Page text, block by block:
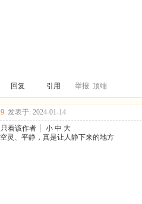
回复 引用 举报 顶端
9 发表于: 2024-01-14
只看该作者 ┊ 小 中 大
空灵、平静，真是让人静下来的地方